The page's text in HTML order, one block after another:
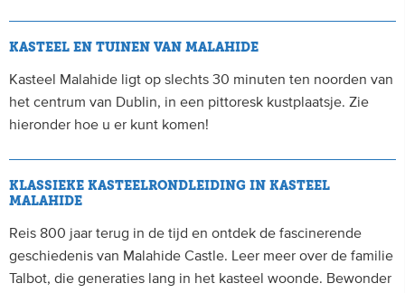
KASTEEL EN TUINEN VAN MALAHIDE
Kasteel Malahide ligt op slechts 30 minuten ten noorden van
het centrum van Dublin, in een pittoresk kustplaatsje. Zie
hieronder hoe u er kunt komen!
KLASSIEKE KASTEELRONDLEIDING IN KASTEEL
MALAHIDE
Reis 800 jaar terug in de tijd en ontdek de fascinerende
geschiedenis van Malahide Castle. Leer meer over de familie
Talbot, die generaties lang in het kasteel woonde. Bewonder